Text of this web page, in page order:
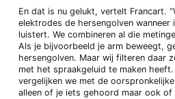
En dat is nu gelukt, vertelt Francart.
elektrodes de hersengolven wanneer
luistert. We combineren al die
Als je bijvoorbeeld je arm beweegt,
hersengolven. Maar wij filteren daar
met het spraakgeluid te maken
vergelijken we met de
alleen of je iets gehoord maar ook of